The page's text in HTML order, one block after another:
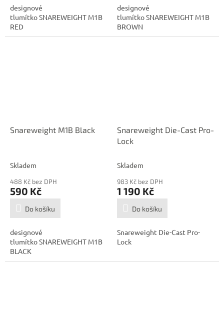
designové
tlumítko SNAREWEIGHT M1B
RED
designové
tlumítko SNAREWEIGHT M1B
BROWN
Snareweight M1B Black
Skladem
488 Kč bez DPH
590 Kč
Do košíku
designové
tlumítko SNAREWEIGHT M1B
BLACK
Snareweight Die-Cast Pro-
Lock
Skladem
983 Kč bez DPH
1 190 Kč
Do košíku
Snareweight Die-Cast Pro-
Lock